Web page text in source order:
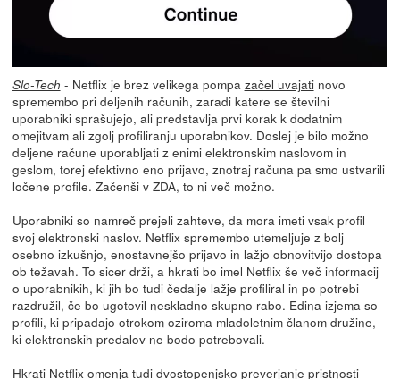
Slo-Tech - Netflix je brez velikega pompa začel uvajatinovo
spremembo pri deljenih računih, zaradi katere se številni
uporabniki sprašujejo, ali predstavlja prvi korak k dodatnim
omejitvam ali zgolj profiliranju uporabnikov. Doslej je bilo možno
deljene račune uporabljati z enimi elektronskim naslovom in
geslom, torej efektivno eno prijavo, znotraj računa pa smo ustvarili
ločene profile. Začenši v ZDA, to ni več možno.
Uporabniki so namreč prejeli zahteve, da mora imeti vsak profil
svoj elektronski naslov. Netflix spremembo utemeljuje z bolj
osebno izkušnjo, enostavnejšo prijavo in lažjo obnovitvijo dostopa
ob težavah. To sicer drži, a hkrati bo imel Netflix še več informacij
o uporabnikih, ki jih bo tudi čedalje lažje profiliral in po potrebi
razdružil, če bo ugotovil neskladno skupno rabo. Edina izjema so
profili, ki pripadajo otrokom oziroma mladoletnim članom družine,
ki elektronskih predalov ne bodo potrebovali.
Hkrati Netflix omenjatudi dvostopenjsko preverjanje pristnosti